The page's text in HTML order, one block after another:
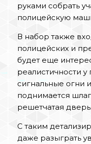
руками собрать
полицейскую
В набор также
полицейских и
будет еще
реалистичности
сигнальные огни
поднимается
решетчатая дверь.
С таким
даже разыграть